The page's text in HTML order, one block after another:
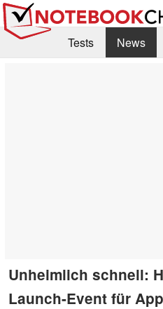
Tests News
Unheimlich schnell:
Launch-Event für